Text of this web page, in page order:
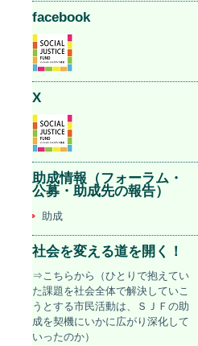
facebook
X
助成情報（フォーラム・
公募・助成先の報告）
助成
社会を変える道を開く！
⇒こちらから（ひとりで抱えてい
た課題を社会全体で解決していこ
うとする市民活動は、ＳＪＦの助
成を契機にいかに広がり深化して
いったのか）